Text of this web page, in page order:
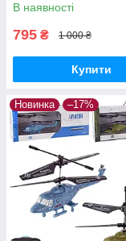
В наявності
795 ₴ 1 000 ₴
Купити
Новинка –17%